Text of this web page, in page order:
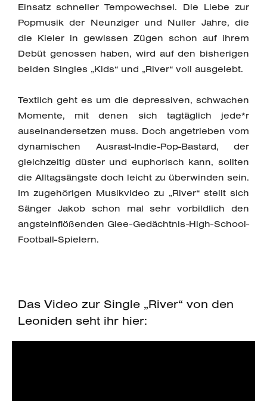
Einsatz schneller Tempowechsel. Die Liebe zur
Popmusik der Neunziger und Nuller Jahre, die
die Kieler in gewissen Zügen schon auf ihrem
Debüt genossen haben, wird auf den bisherigen
beiden Singles „Kids“ und „River“ voll ausgelebt.
Textlich geht es um die depressiven, schwachen
Momente, mit denen sich tagtäglich jede*r
auseinandersetzen muss. Doch angetrieben vom
dynamischen Ausrast-Indie-Pop-Bastard, der
gleichzeitig düster und euphorisch kann, sollten
die Alltagsängste doch leicht zu überwinden sein.
Im zugehörigen Musikvideo zu „River“ stellt sich
Sänger Jakob schon mal sehr vorbildlich den
angsteinflößenden Glee-Gedächtnis-High-School-
Football-Spielern.
Das Video zur Single „River“ von den
Leoniden seht ihr hier: